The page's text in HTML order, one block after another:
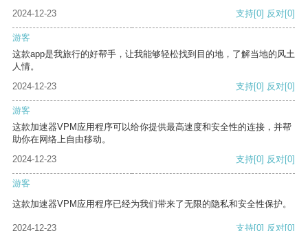
2024-12-23
支持[0] 反对[0]
游客
这款app是我旅行的好帮手，让我能够轻松找到目的地，了解当地的风土
人情。
2024-12-23
支持[0] 反对[0]
游客
这款加速器VPM应用程序可以给你提供最高速度和安全性的连接，并帮
助你在网络上自由移动。
2024-12-23
支持[0] 反对[0]
游客
这款加速器VPM应用程序已经为我们带来了无限的隐私和安全性保护。
2024-12-23 支持[0] 反对[0]